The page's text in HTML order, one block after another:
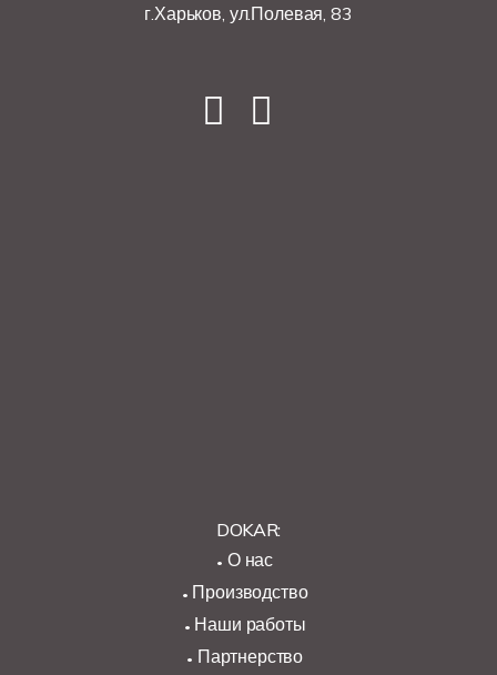
г.Харьков, ул.Полевая, 83
DOKAR:
О нас
Производство
Наши работы
Партнерство